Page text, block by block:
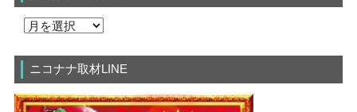
ニコナナ取材LINE